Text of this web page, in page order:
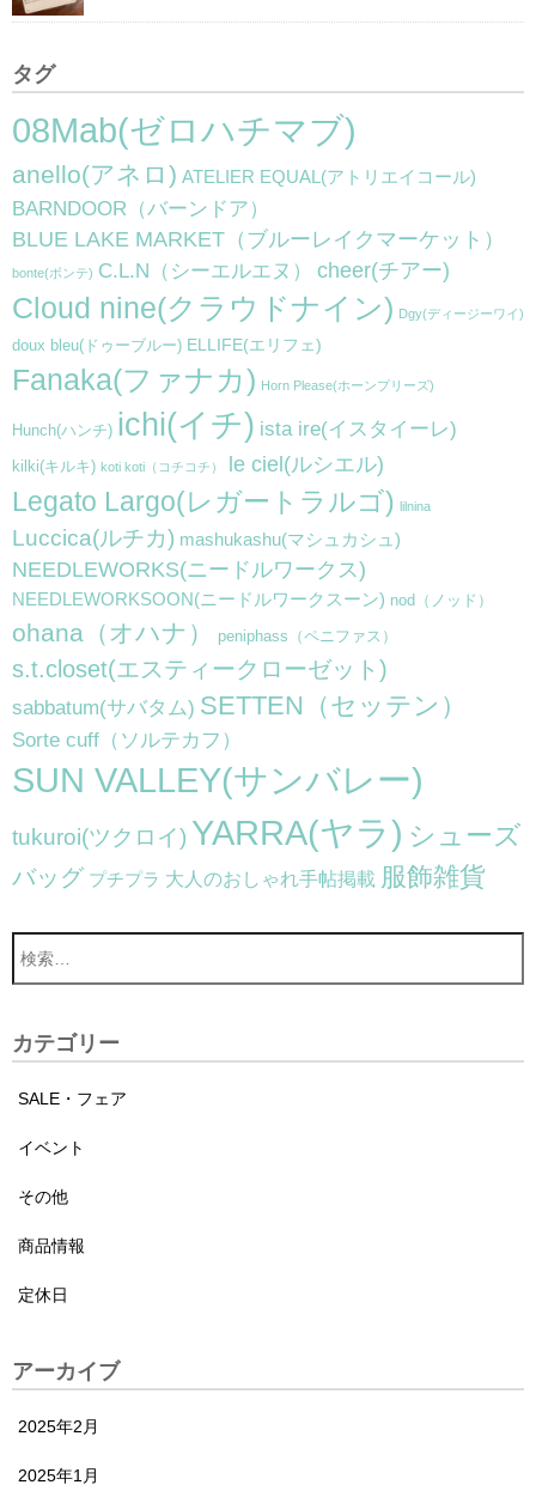
タグ
08Mab(ゼロハチマブ)
anello(アネロ) ATELIER EQUAL(アトリエイコール)
BARNDOOR（バーンドア）
BLUE LAKE MARKET（ブルーレイクマーケット）
bonte(ボンテ) C.L.N（シーエルエヌ） cheer(チアー)
Cloud nine(クラウドナイン) Dgy(ディージーワイ)
doux bleu(ドゥーブルー) ELLIFE(エリフェ)
Fanaka(ファナカ) Horn Please(ホーンプリーズ)
Hunch(ハンチ) ichi(イチ) ista ire(イスタイーレ)
kilki(キルキ) koti koti（コチコチ） le ciel(ルシエル)
Legato Largo(レガートラルゴ) lilnina
Luccica(ルチカ) mashukashu(マシュカシュ)
NEEDLEWORKS(ニードルワークス)
NEEDLEWORKSOON(ニードルワークスーン) nod（ノッド）
ohana（オハナ） peniphass（ペニファス）
s.t.closet(エスティークローゼット)
sabbatum(サバタム) SETTEN（セッテン）
Sorte cuff（ソルテカフ）
SUN VALLEY(サンバレー)
tukuroi(ツクロイ) YARRA(ヤラ) シューズ
バッグ プチプラ 大人のおしゃれ手帖掲載 服飾雑貨
カテゴリー
SALE・フェア
イベント
その他
商品情報
定休日
アーカイブ
2025年2月
2025年1月